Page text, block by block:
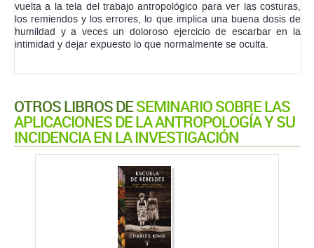
vuelta a la tela del trabajo antropológico para ver las costuras,
los remiendos y los errores, lo que implica una buena dosis de
humildad y a veces un doloroso ejercicio de escarbar en la
intimidad y dejar expuesto lo que normalmente se oculta.
OTROS LIBROS DESEMINARIO SOBRE LAS
APLICACIONES DE LA ANTROPOLOGÍA Y SU
INCIDENCIA EN LA INVESTIGACIÓN